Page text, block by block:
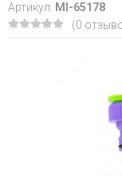
Артикул: MI-65178
(0